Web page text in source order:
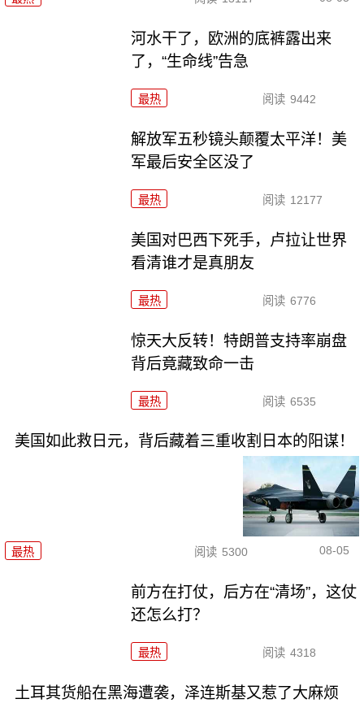
河水干了，欧洲的底裤露出来
了，“生命线”告急
最热 阅读 9442
解放军五秒镜头颠覆太平洋！美
军最后安全区没了
最热 阅读 12177
美国对巴西下死手，卢拉让世界
看清谁才是真朋友
最热 阅读 6776
惊天大反转！特朗普支持率崩盘
背后竟藏致命一击
最热 阅读 6535
美国如此救日元，背后藏着三重收割日本的阳谋！
最热 阅读 5300 08-05
前方在打仗，后方在“清场”，这仗
还怎么打？
最热 阅读 4318
土耳其货船在黑海遭袭，泽连斯基又惹了大麻烦